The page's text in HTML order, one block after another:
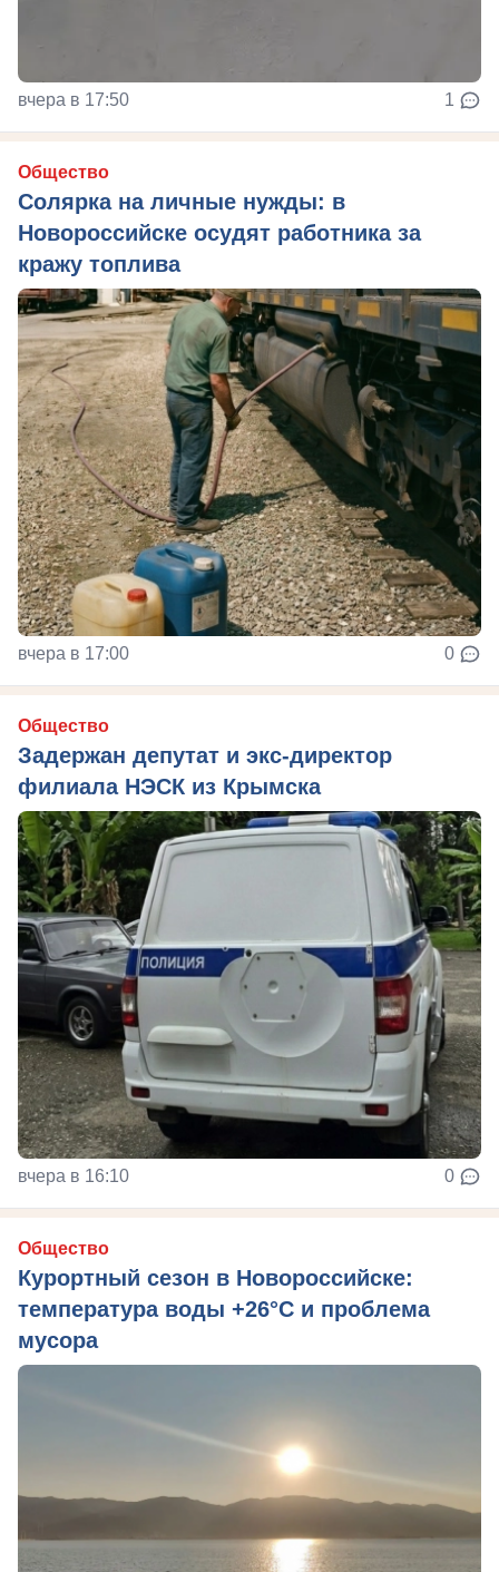
вчера в 17:50 1
Общество
Солярка на личные нужды: в
Новороссийске осудят работника за
кражу топлива
вчера в 17:00 0
Общество
Задержан депутат и экс-директор
филиала НЭСК из Крымска
вчера в 16:10 0
Общество
Курортный сезон в Новороссийске:
температура воды +26°C и проблема
мусора